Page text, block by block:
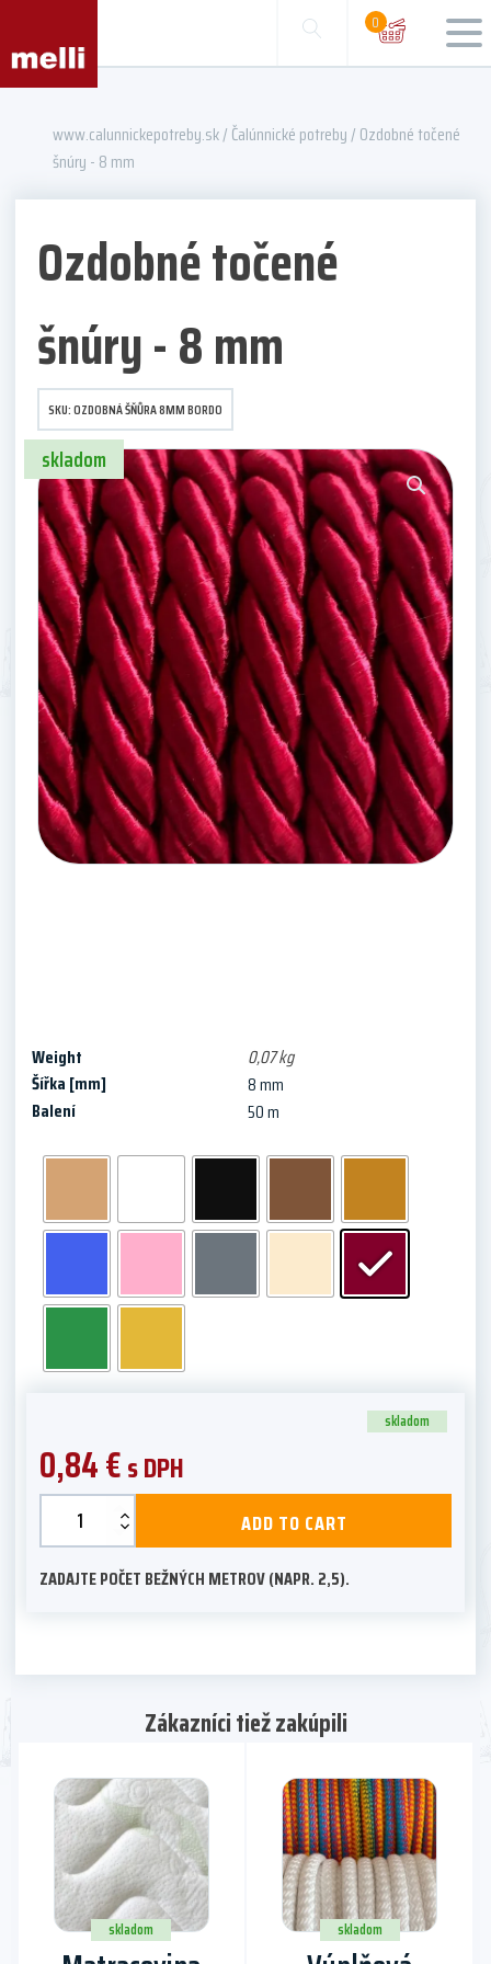
0
www.calunnickepotreby.sk/ Čalúnnické potreby/ Ozdobné točené
šnúry - 8 mm
Ozdobné točené
šnúry - 8 mm
SKU:OZDOBNÁ ŠŇŮRA 8MM BORDO
skladom
Weight
0,07 kg
Šířka [mm]
8 mm
Balení
50 m
skladom
0,84€s DPH
Ozdobné
točené
šnúry
mm
ADD TO CART
ZADAJTE POČET BEŽNÝCH METROV (NAPR. 2,5).
Zákazníci tiež zakúpili
skladom skladom
This
product
has
multiple
variants.
The
options